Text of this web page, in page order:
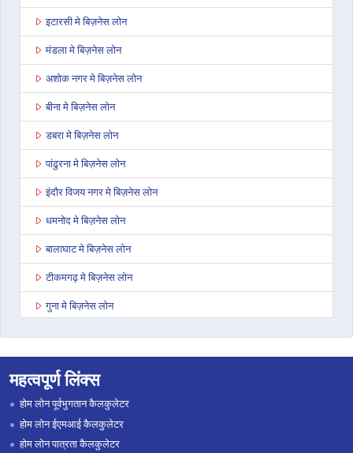
इटारसी मे बिज़नेस लोन
मंडला मे बिज़नेस लोन
अशोक नगर मे बिज़नेस लोन
बीना मे बिज़नेस लोन
डबरा मे बिज़नेस लोन
पांढुरना मे बिज़नेस लोन
इंदौर विजय नगर मे बिज़नेस लोन
धमनोद मे बिज़नेस लोन
बालाघाट मे बिज़नेस लोन
टीकमगढ़ मे बिज़नेस लोन
गुना मे बिज़नेस लोन
सिंगरौली मे बिज़नेस लोन
शाहडोल मे बिज़नेस लोन
छत्तरपुरी मे बिज़नेस लोन
महत्वपूर्ण लिंक्स
होम लोन पूर्वभुगतान कैलकुलेटर
होम लोन ईएमआई कैलकुलेटर
होम लोन पात्रता कैलकुलेटर